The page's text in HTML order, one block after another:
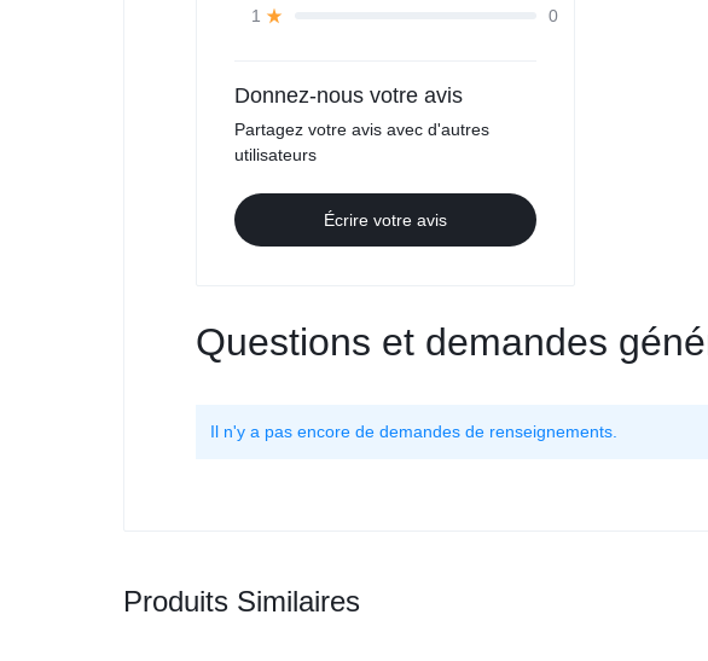
1
0
Donnez-nous votre avis
Partagez votre avis avec d'autres
utilisateurs
Écrire votre avis
Questions et demandes
Il n'y a pas encore de demandes de renseignements.
Produits Similaires